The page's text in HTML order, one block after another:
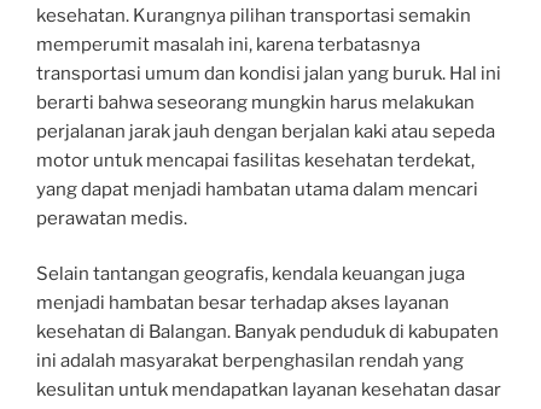
kesehatan. Kurangnya pilihan transportasi semakin
memperumit masalah ini, karena terbatasnya
transportasi umum dan kondisi jalan yang buruk. Hal ini
berarti bahwa seseorang mungkin harus melakukan
perjalanan jarak jauh dengan berjalan kaki atau sepeda
motor untuk mencapai fasilitas kesehatan terdekat,
yang dapat menjadi hambatan utama dalam mencari
perawatan medis.
Selain tantangan geografis, kendala keuangan juga
menjadi hambatan besar terhadap akses layanan
kesehatan di Balangan. Banyak penduduk di kabupaten
ini adalah masyarakat berpenghasilan rendah yang
kesulitan untuk mendapatkan layanan kesehatan dasar